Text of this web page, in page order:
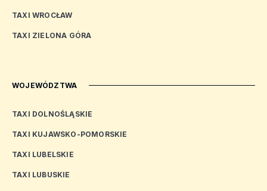
TAXI WROCŁAW
TAXI ZIELONA GÓRA
WOJEWÓDZTWA
TAXI DOLNOŚLĄSKIE
TAXI KUJAWSKO-POMORSKIE
TAXI LUBELSKIE
TAXI LUBUSKIE